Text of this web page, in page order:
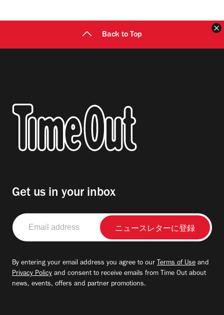
Back to Top
Get us in your inbox
Email
address
By entering your email address you agree to our Terms of Use and
Privacy Policy and consent to receive emails from Time Out about
news, events, offers and partner promotions.